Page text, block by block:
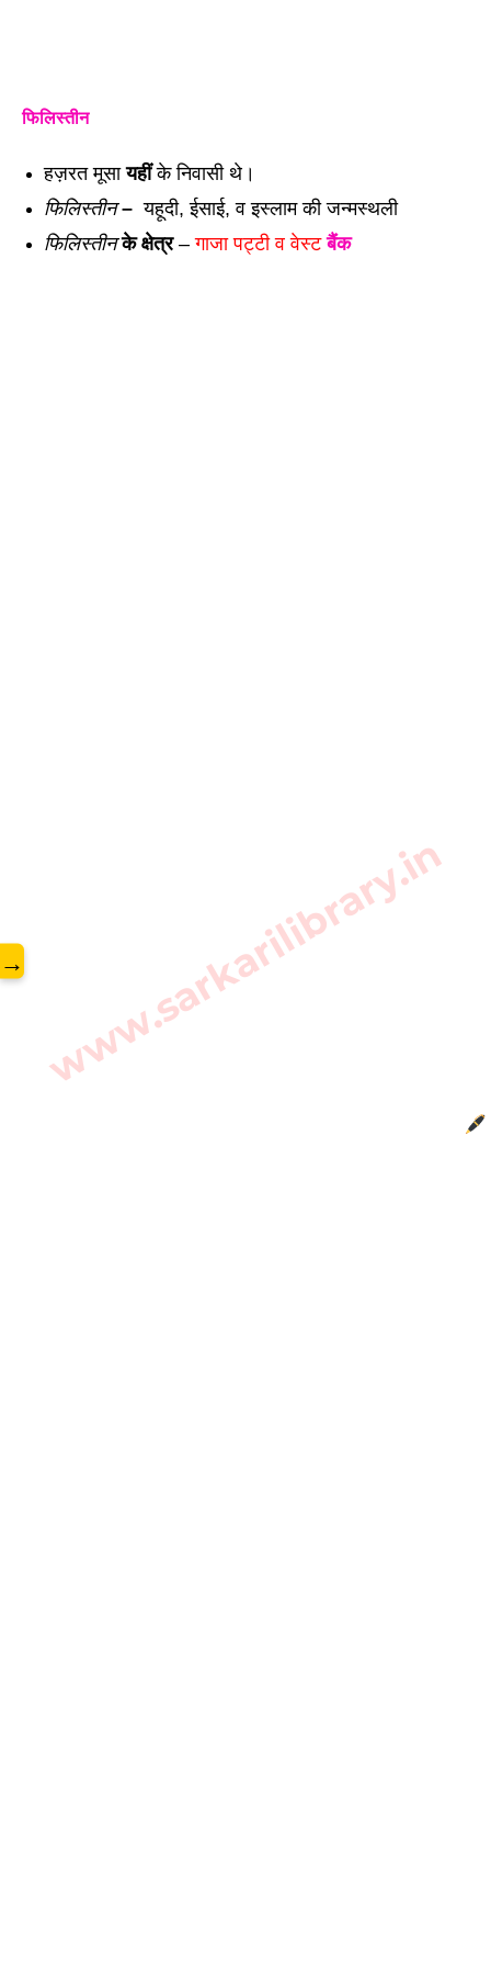
फिलिस्तीन
हज़रत मूसा यहीं के निवासी थे।
फिलिस्तीन – यहूदी, ईसाई, व इस्लाम की जन्मस्थली
फिलिस्तीन के क्षेत्र – गाजा पट्टी व वेस्ट बैंक
www.sarkarilibrary.in
→